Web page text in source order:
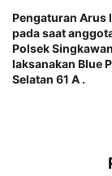
Pengaturan Arus
pada saat
Polsek
laksanakan Blue
Selatan 61 A .